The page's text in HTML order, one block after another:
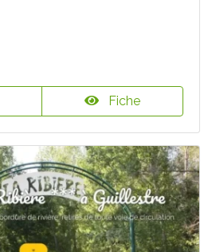
Fiche